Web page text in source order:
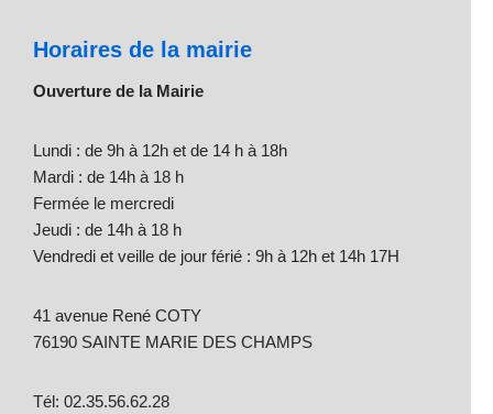
Horaires de la mairie
Ouverture de la Mairie
Lundi : de 9h à 12h et de 14 h à 18h
Mardi : de 14h à 18 h
Fermée le mercredi
Jeudi : de 14h à 18 h
Vendredi et veille de jour férié : 9h à 12h et 14h 17H
41 avenue René COTY
76190 SAINTE MARIE DES CHAMPS
Tél: 02.35.56.62.28